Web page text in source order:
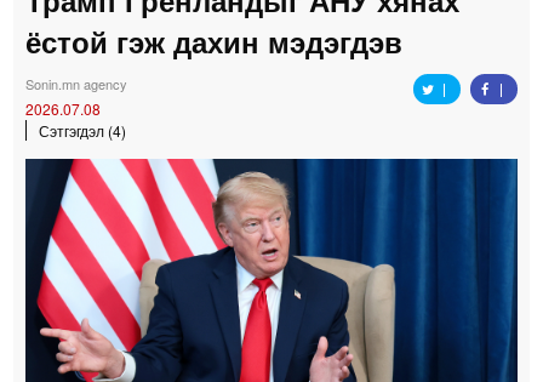
Улс төр, эдийн засаг
Гэмт хэрэг
Спорт
Easy news
ёстой гэж дахин мэдэгдэв
Sonin.mn agency
2026.07.08
Сэтгэгдэл (4)